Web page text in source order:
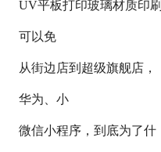
UV平板打印玻璃材质印刷
可以免
从街边店到超级旗舰店，
华为、小
微信小程序，到底为了什